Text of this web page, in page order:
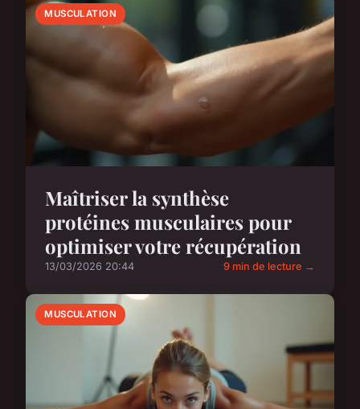
MUSCULATION
Maîtriser la synthèse
protéines musculaires pour
optimiser votre récupération
13/03/2026 20:44 9 min de lecture →
MUSCULATION